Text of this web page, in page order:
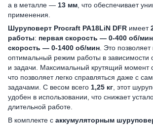
а в металле — 13 мм , что обеспечивает
применения.
Шуруповерт Procraft PA18LiN DFR имеет
работы: первая скорость — 0-400 об/мин
скорость — 0-1400 об/мин . Это
оптимальный режим работы в зависимости
и задачи. Максимальный крутящий момент
что позволяет легко справляться даже с
задачами. С весом всего 1,25 кг , этот
удобен в использовании, что снижает
длительной работе.
В комплекте с аккумуляторным